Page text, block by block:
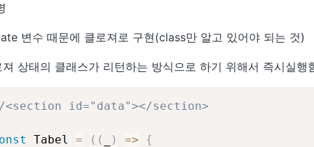
변수 때문에 클로져로 구현(class만 알고 있어야 되는 것)
져 상태의 클래스가 리턴하는 방식으로 하기 위해서 즉시실행
id="data"></section>
Tabel = ( ( ) =>
{